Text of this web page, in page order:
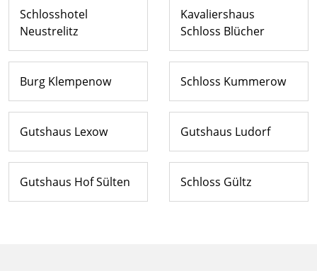
Schlosshotel
Neustrelitz
Kavaliershaus
Schloss Blücher
Burg Klempenow Schloss Kummerow
Gutshaus Lexow Gutshaus Ludorf
Gutshaus Hof Sülten Schloss Gültz